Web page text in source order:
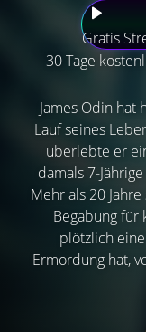
Gratis
30 Tage
James Odin hat
Lauf seines
überlebte er
damals 7-
Mehr als 20
Begabung für
plötzlich
Ermordung hat,